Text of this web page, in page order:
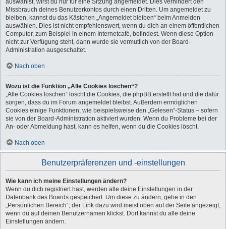
auswählst, wirst du nur für eine Sitzung angemeldet. Dies verhindert den
Missbrauch deines Benutzerkontos durch einen Dritten. Um angemeldet zu
bleiben, kannst du das Kästchen „Angemeldet bleiben“ beim Anmelden
auswählen. Dies ist nicht empfehlenswert, wenn du dich an einem öffentlichen
Computer, zum Beispiel in einem Internetcafé, befindest. Wenn diese Option
nicht zur Verfügung steht, dann wurde sie vermutlich von der Board-
Administration ausgeschaltet.
Nach oben
Wozu ist die Funktion „Alle Cookies löschen“?
„Alle Cookies löschen“ löscht die Cookies, die phpBB erstellt hat und die dafür
sorgen, dass du im Forum angemeldet bleibst. Außerdem ermöglichen
Cookies einige Funktionen, wie beispielsweise den „Gelesen“-Status – sofern
sie von der Board-Administration aktiviert wurden. Wenn du Probleme bei der
An- oder Abmeldung hast, kann es helfen, wenn du die Cookies löscht.
Nach oben
Benutzerpräferenzen und -einstellungen
Wie kann ich meine Einstellungen ändern?
Wenn du dich registriert hast, werden alle deine Einstellungen in der
Datenbank des Boards gespeichert. Um diese zu ändern, gehe in den
„Persönlichen Bereich“; der Link dazu wird meist oben auf der Seite angezeigt,
wenn du auf deinen Benutzernamen klickst. Dort kannst du alle deine
Einstellungen ändern.